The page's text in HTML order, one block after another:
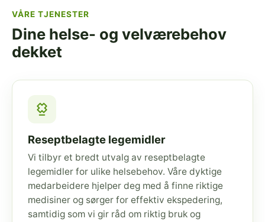
VÅRE TJENESTER
Dine helse- og velværebehov
dekket
Reseptbelagte legemidler
Vi tilbyr et bredt utvalg av reseptbelagte
legemidler for ulike helsebehov. Våre dyktige
medarbeidere hjelper deg med å finne riktige
medisiner og sørger for effektiv ekspedering,
samtidig som vi gir råd om riktig bruk og